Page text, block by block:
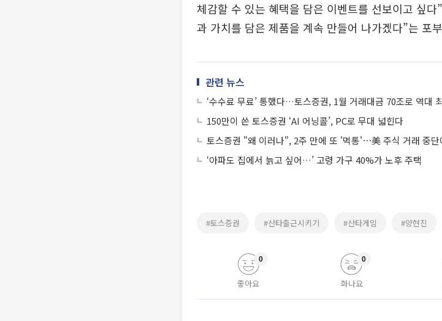
체감할 수 있는 혜택을 담은 이벤트를 선보이고 싶
과 가치를 담은 제품을 계속 만들어 나가겠다”는 포
관련 뉴스
‘수수료 무료’ 통했다…토스증권, 1월 거래대금 70조로 역대
150만이 쓴 토스증권 ‘AI 어닝콜’, PC로 무대 넓힌다
토스증권 "왜 이러나", 2주 만에 또 '먹통'⋯美 주식 거래 중단
‘아파도 집에서 늙고 싶어…’ 고령 가구 40%가 노후 주택
#토스증권 #산타출근시키기 #산타게임 #양현진
좋아요
0
화나요
0